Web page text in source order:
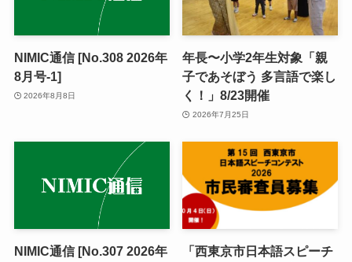
NIMIC通信 [No.308 2026年
8月号-1]
2026年8月8日
年長〜小学2年生対象「親
子であそぼう 多言語で楽し
く！」8/23開催
2026年7月25日
NIMIC通信 [No.307 2026年
「西東京市日本語スピーチ